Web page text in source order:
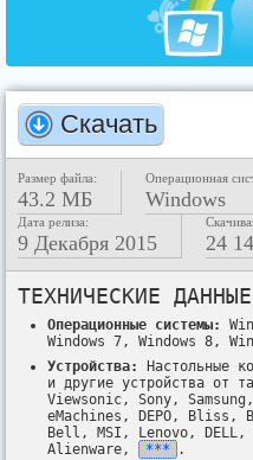
Скачать
Размер файла:
43.2 МБ
Операционная
Windows
Дата релиза:
9 Декабря 2015 24
ТЕХНИЧЕСКИЕ ДАННЫЕ
Операционные системы:
Windows 7, Windows 8,
Устройства:
Настольные
и другие устройства от
Viewsonic, Sony,
eMachines, DEPO, Bliss,
Bell, MSI, Lenovo, DELL,
Alienware,
***
.